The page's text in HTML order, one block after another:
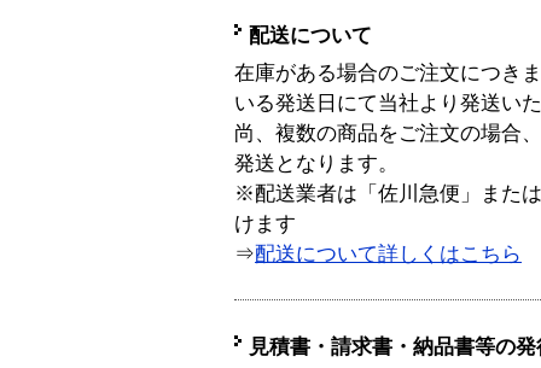
配送について
在庫がある場合のご注文につき
いる発送日にて当社より発送い
尚、複数の商品をご注文の場合
発送となります。
※配送業者は「佐川急便」また
けます
⇒配送について詳しくはこちら
見積書・請求書・納品書等の